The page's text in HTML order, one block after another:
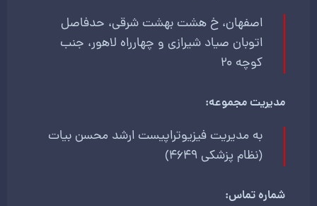
اصفهان، خ هشت بهشت شرقی، حدفاصل
اتوبان صیاد شیرازی و چهارراه لاهور، جنب
کوچه 20
مدیریت مجموعه:
به مدیریت فیزیوتراپیست ارشد محسن بیات
(نظام پزشکی 4649)
شماره تماس: